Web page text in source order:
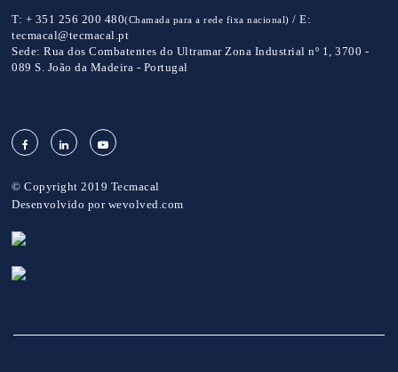
T: + 351 256 200 480(Chamada para a rede fixa nacional) /E:
tecmacal@tecmacal.pt
Sede: Rua dos Combatentes do Ultramar Zona Industrial nº 1, 3700 -
089 S. João da Madeira - Portugal
© Copyright 2019 Tecmacal
Desenvolvido por wevolved.com